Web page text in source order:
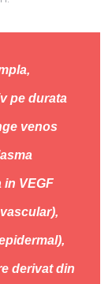
pe durata
venos
VEGF
derivat din